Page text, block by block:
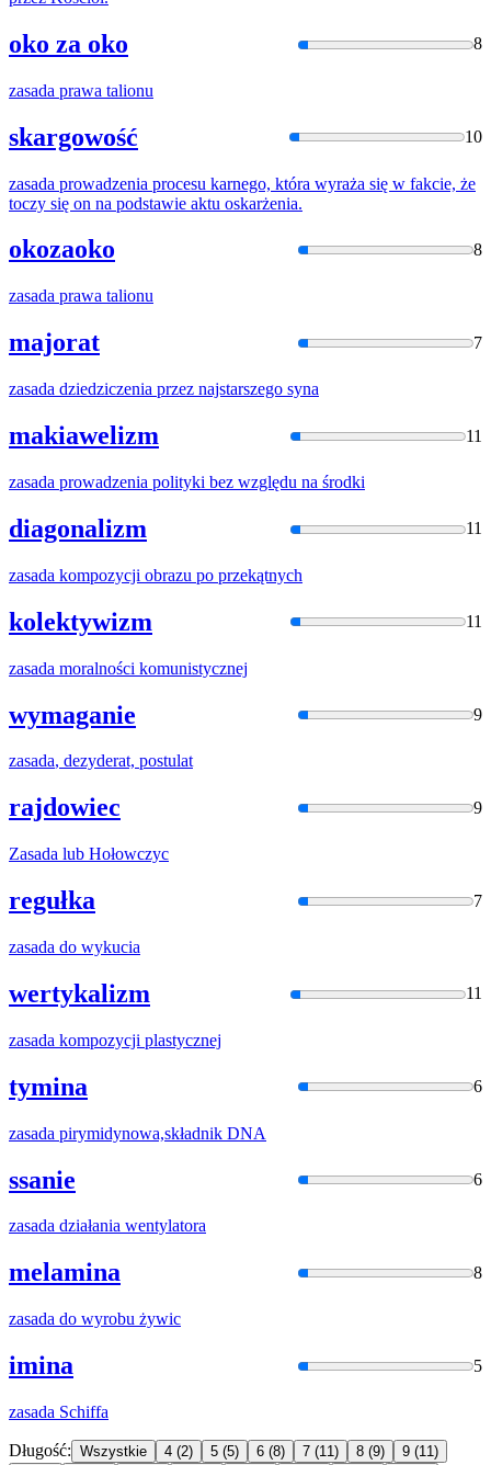
oko za oko 8
zasada prawa talionu
skargowość 10
zasada prowadzenia procesu karnego, która wyraża się w fakcie, że
toczy się on na podstawie aktu oskarżenia.
okozaoko 8
zasada prawa talionu
majorat 7
zasada dziedziczenia przez najstarszego syna
makiawelizm 11
zasada prowadzenia polityki bez względu na środki
diagonalizm 11
zasada kompozycji obrazu po przekątnych
kolektywizm 11
zasada moralności komunistycznej
wymaganie 9
zasada, dezyderat, postulat
rajdowiec 9
Zasada lub Hołowczyc
regułka 7
zasada do wykucia
wertykalizm 11
zasada kompozycji plastycznej
tymina 6
zasada pirymidynowa,składnik DNA
ssanie 6
zasada działania wentylatora
melamina 8
zasada do wyrobu żywic
imina 5
zasada Schiffa
Długość: Wszystkie 4 (2) 5 (5) 6 (8) 7 (11) 8 (9) 9 (11)